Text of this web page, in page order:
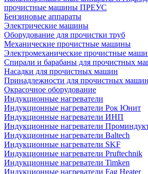
прочистные машины ПРЕУС
Бензиновые аппараты
Электрические машины
Оборудование для прочистки труб
Механические прочистные машины
Электромеханические прочистные
Спирали и барабаны для прочистных
Насадки для прочистных машин
Принадлежности для прочистных машин
Окрасочное оборудование
Индукционные нагреватели
Индукционные нагреватели Рок Юнит
Индукционные нагреватели ИНП
Индукционные нагреватели
Индукционные нагреватели Baltech
Индукционные нагреватели SKF
Индукционные нагреватели Pruftechnik
Индукционные нагреватели Timken
Индукционные нагреватели Fag Heater